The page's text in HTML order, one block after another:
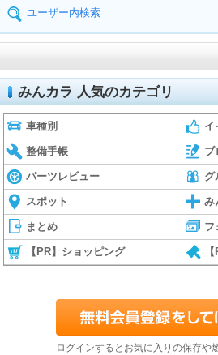
ユーザー内検索
みんカラ 人気のカテゴリ
車種別 イ
整備手帳 ブ
パーツレビュー グ
スポット み
まとめ フ
【PR】ショッピング
ログインするとお気に入りの保存や